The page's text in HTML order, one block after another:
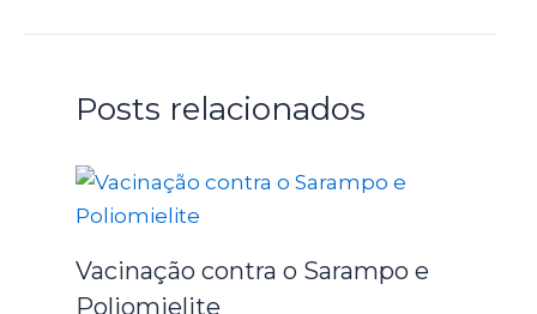
Posts relacionados
Vacinação contra o Sarampo e
Poliomielite